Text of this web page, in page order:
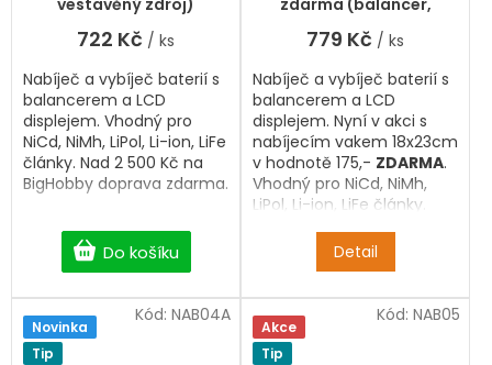
vestavěný zdroj)
hvězdiček.
722 Kč / ks
Do košíku
Nabíječ a vybíječ baterií s
balancerem a LCD
displejem. Vhodný pro
NiCd, NiMh, LiPol, Li-ion, LiFe
články. Nad 2 500 Kč na
BigHobby doprava zdarma.
zdarma (balancer,
vestavěný zdroj)
hvězdiček.
779 Kč / ks
Detail
Nabíječ a vybíječ baterií s
balancerem a LCD
displejem. Nyní v akci s
nabíjecím vakem 18x23cm
v hodnotě 175,- ZDARMA.
Vhodný pro NiCd, NiMh,
LiPol, Li-ion, LiFe články.
doprava zdarma.
Novinka
Tip
Kód: NAB04A
Akce
Tip
Kód: NAB05